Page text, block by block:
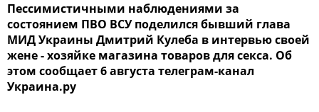
Пессимистичными наблюдениями за
состоянием ПВО ВСУ поделился бывший глава
МИД Украины Дмитрий Кулеба в интервью своей
жене - хозяйке магазина товаров для секса. Об
этом сообщает 6 августа телеграм-канал
Украина.ру